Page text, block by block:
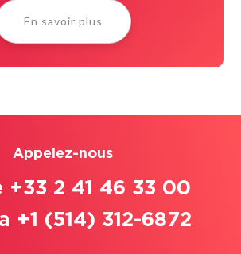
En savoir plus
Appelez-nous
+33 2 41 46 33 00
+1 (514) 312-6872